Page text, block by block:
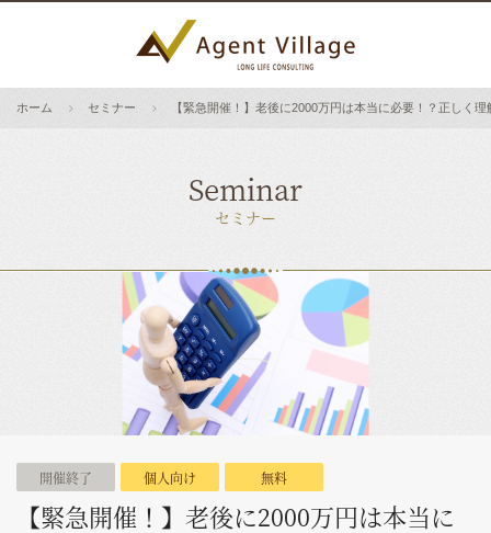
ホーム セミナー 【緊急開催！】老後に2000万円は本当に必要！？正しく
Seminar
セミナー
開催終了 個人向け 無料
【緊急開催！】老後に2000万円は本当に